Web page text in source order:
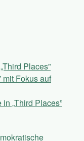
Places”
mit Fokus auf
„Third Places”